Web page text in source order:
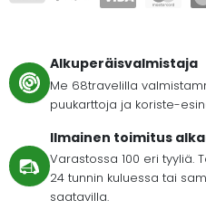
Alkuperäisvalmistaja
Me 68travelilla
puukarttoja ja koriste-
Ilmainen toimitus
Varastossa 100 eri tyyliä.
24 tunnin kuluessa tai
saatavilla.